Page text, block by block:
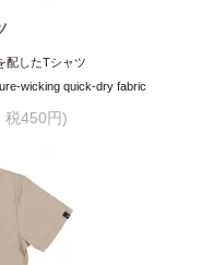
配したTシャツ
wicking quick-dry fabric
税450円)